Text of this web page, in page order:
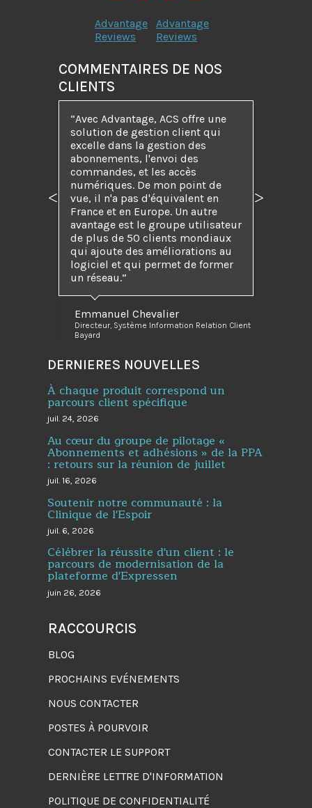
Advantage
Reviews
Advantage
Reviews
COMMENTAIRES DE NOS
CLIENTS
“Avec Advantage, ACS offre une
solution de gestion client qui
excelle dans la gestion des
abonnements, l'envoi des
commandes, et les accès
numériques. De mon point de
vue, il n'a pas d'équivalent en
France et en Europe. Un autre
avantage est le groupe utilisateur
de plus de 50 clients mondiaux
qui ajoute des améliorations au
logiciel et qui permet de former
un réseau.”
Emmanuel Chevalier
Directeur, Système Information Relation Client
Bayard
Précédent Suivant
DERNIERES NOUVELLES
À chaque produit correspond un
parcours client spécifique
juil. 24, 2026
Au cœur du groupe de pilotage «
Abonnements et adhésions » de la PPA
: retours sur la réunion de juillet
juil. 16, 2026
Soutenir notre communauté : la
Clinique de l'Espoir
juil. 6, 2026
Célébrer la réussite d'un client : le
parcours de modernisation de la
plateforme d'Expressen
juin 26, 2026
RACCOURCIS
BLOG
PROCHAINS EVÉNEMENTS
NOUS CONTACTER
POSTES À POURVOIR
CONTACTER LE SUPPORT
DERNIÈRE LETTRE D'INFORMATION
POLITIQUE DE CONFIDENTIALITÉ